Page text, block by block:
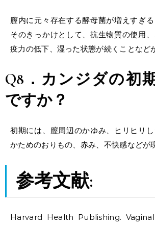
膣内に元々存在する酵母菌が増えすぎる
そのきっかけとして、抗生物質の使用
疫力の低下、湿った状態が続くことなど
Q8．カンジダの初
ですか？
初期には、膣周辺のかゆみ、ヒリヒリ
かためのおりもの、赤み、不快感などが
参考文献:
Harvard Health Publishing.